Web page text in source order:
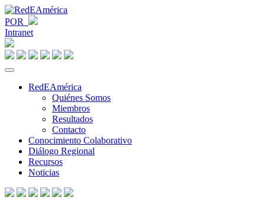
POR
Intranet
RedEAmérica
Quiénes Somos
Miembros
Resultados
Contacto
Conocimiento Colaborativo
Diálogo Regional
Recursos
Noticias